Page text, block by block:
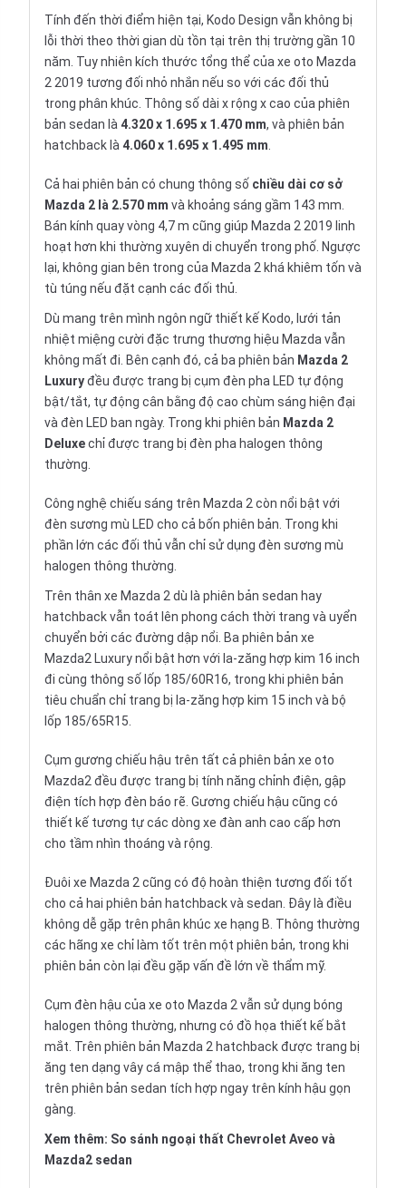
Tính đến thời điểm hiện tại, Kodo Design vẫn không bị
lỗi thời theo thời gian dù tồn tại trên thị trường gần 10
năm. Tuy nhiên kích thước tổng thể của xe oto Mazda
2 2019 tương đối nhỏ nhắn nếu so với các đối thủ
trong phân khúc. Thông số dài x rộng x cao của phiên
bản sedan là 4.320 x 1.695 x 1.470 mm, và phiên bản
hatchback là 4.060 x 1.695 x 1.495 mm
Cả hai phiên bản có chung thông số chiều dài cơ sở
Mazda 2 là 2.570 mm và khoảng sáng gầm 143 mm.
Bán kính quay vòng 4,7 m cũng giúp Mazda 2 2019 linh
hoạt hơn khi thường xuyên di chuyển trong phố. Ngược
lại, không gian bên trong của Mazda 2 khá khiêm tốn và
tù túng nếu đặt cạnh các đối thủ.
Dù mang trên mình ngôn ngữ thiết kế Kodo, lưới tản
nhiệt miệng cười đặc trưng thương hiệu Mazda vẫn
không mất đi. Bên cạnh đó, cả ba phiên bản Mazda 2
Luxuryđều được trang bị cụm đèn pha LED tự động
bật/tắt, tự động cân bằng độ cao chùm sáng hiện đại
và đèn LED ban ngày. Trong khi phiên bản Mazda 2
Deluxechỉ được trang bị đèn pha halogen thông
thường.
Công nghệ chiếu sáng trên Mazda 2 còn nổi bật với
đèn sương mù LED cho cả bốn phiên bản. Trong khi
phần lớn các đối thủ vẫn chỉ sử dụng đèn sương mù
halogen thông thường.
Trên thân xe Mazda 2 dù là phiên bản sedan hay
hatchback vẫn toát lên phong cách thời trang và uyển
chuyển bởi các đường dập nổi. Ba phiên bản xe
Mazda2 Luxury nổi bật hơn với la-zăng hợp kim 16 inch
đi cùng thông số lốp 185/60R16, trong khi phiên bản
tiêu chuẩn chỉ trang bị la-zăng hợp kim 15 inch và bộ
lốp 185/65R15.
Cụm gương chiếu hậu trên tất cả phiên bản xe oto
Mazda2 đều được trang bị tính năng chỉnh điện, gập
điện tích hợp đèn báo rẽ. Gương chiếu hậu cũng có
thiết kế tương tự các dòng xe đàn anh cao cấp hơn
cho tầm nhìn thoáng và rộng.
Đuôi xe Mazda 2 cũng có độ hoàn thiện tương đối tốt
cho cả hai phiên bản hatchback và sedan. Đây là điều
không dễ gặp trên phân khúc xe hạng B. Thông thường
các hãng xe chỉ làm tốt trên một phiên bản, trong khi
phiên bản còn lại đều gặp vấn đề lớn về thẩm mỹ.
Cụm đèn hậu của xe oto Mazda 2 vẫn sử dụng bóng
halogen thông thường, nhưng có đồ họa thiết kế bắt
mắt. Trên phiên bản Mazda 2 hatchback được trang bị
ăng ten dạng vây cá mập thể thao, trong khi ăng ten
trên phiên bản sedan tích hợp ngay trên kính hậu gọn
gàng.
Xem thêm: So sánh ngoại thất Chevrolet Aveo và
Mazda2 sedan